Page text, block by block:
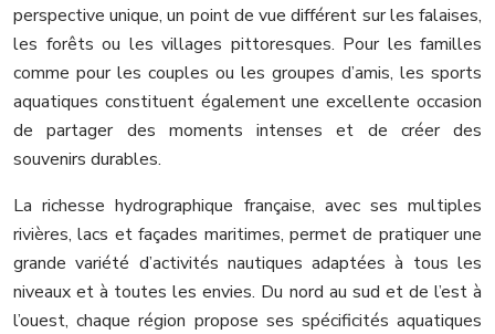
perspective unique, un point de vue différent sur les falaises,
les forêts ou les villages pittoresques. Pour les familles
comme pour les couples ou les groupes d’amis, les sports
aquatiques constituent également une excellente occasion
de partager des moments intenses et de créer des
souvenirs durables.
La richesse hydrographique française, avec ses multiples
rivières, lacs et façades maritimes, permet de pratiquer une
grande variété d’activités nautiques adaptées à tous les
niveaux et à toutes les envies. Du nord au sud et de l’est à
l’ouest, chaque région propose ses spécificités aquatiques